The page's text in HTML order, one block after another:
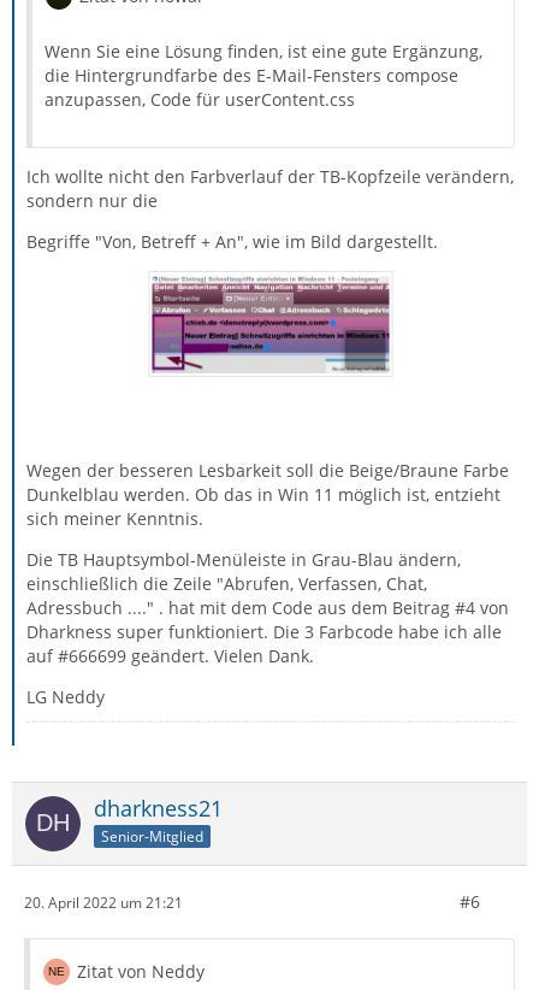
Wenn Sie eine Lösung finden, ist eine gute Ergänzung,
die Hintergrundfarbe des E-Mail-Fensters compose
anzupassen, Code für userContent.css
Ich wollte nicht den Farbverlauf der TB-Kopfzeile verändern,
sondern nur die
Begriffe "Von, Betreff + An", wie im Bild dargestellt.
Wegen der besseren Lesbarkeit soll die Beige/Braune Farbe
Dunkelblau werden. Ob das in Win 11 möglich ist, entzieht
sich meiner Kenntnis.
Die TB Hauptsymbol-Menüleiste in Grau-Blau ändern,
einschließlich die Zeile "Abrufen, Verfassen, Chat,
Adressbuch ...." . hat mit dem Code aus dem Beitrag #4 von
Dharkness super funktioniert. Die 3 Farbcode habe ich alle
auf #666699 geändert. Vielen Dank.
LG Neddy
dharkness21
Senior-Mitglied
20. April 2022 um 21:21 #6
Zitat von Neddy